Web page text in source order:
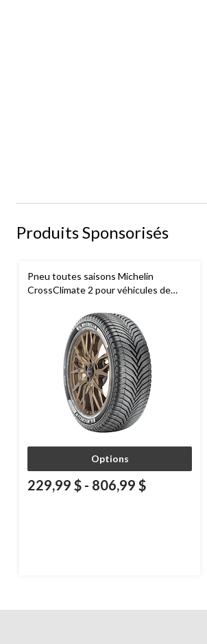
Produits Sponsorisés
Pneu toutes saisons Michelin
CrossClimate 2 pour véhicules de
Options
229,99 $ - 806,99 $